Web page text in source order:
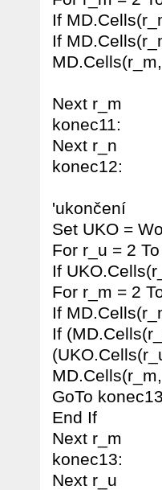
If
If
Next r_m
konec11:
Next r_n
konec12:
'ukončení
Set UKO =
For r_u = 2
If
For r_m = 2
If
If
GoTo konec13
End If
Next r_m
konec13:
Next r_u